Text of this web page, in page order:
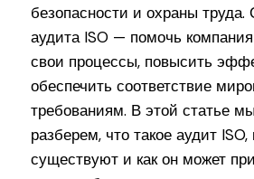
безопасности и охраны труда.
аудита ISO — помочь
свои процессы, повысить
обеспечить соответствие
требованиям. В этой статье
разберем, что такое аудит
существуют и как он может